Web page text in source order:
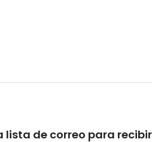
lista de correo para recibir